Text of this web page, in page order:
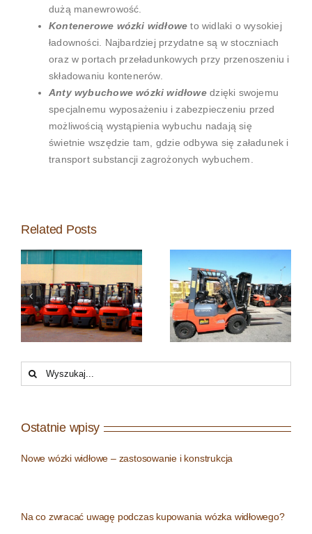
dużą manewrowość.
Kontenerowe wózki widłowe to widlaki o wysokiej
ładowności. Najbardziej przydatne są w stoczniach
oraz w portach przeładunkowych przy przenoszeniu i
składowaniu kontenerów.
Anty wybuchowe wózki widłowedzięki swojemu
specjalnemu wyposażeniu i zabezpieczeniu przed
możliwością wystąpienia wybuchu nadają się
świetnie wszędzie tam, gdzie odbywa się załadunek i
transport substancji zagrożonych wybuchem.
Related Posts
Na co
zwracać
uwagę
podczas
kupowania
widłowego?
Zastosowanie
wózków
widłowych
Search
for:
Ostatnie wpisy
Nowe wózki widłowe – zastosowanie i konstrukcja
Na co zwracać uwagę podczas kupowania wózka widłowego?